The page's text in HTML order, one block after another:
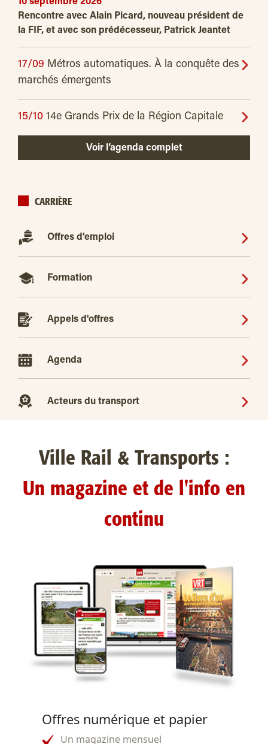
10 septembre 2026
Rencontre avec Alain Picard, nouveau président de
la FIF, et avec son prédécesseur, Patrick Jeantet
17/09 Métros automatiques. À la conquête des
marchés émergents
15/10 14e Grands Prix de la Région Capitale
Voir l’agenda complet
CARRIÈRE
Offres d'emploi
Formation
Appels d'offres
Agenda
Acteurs du transport
Ville Rail & Transports :
Un magazine et de l'info en
continu
Offres numérique et papier
Un magazine mensuel